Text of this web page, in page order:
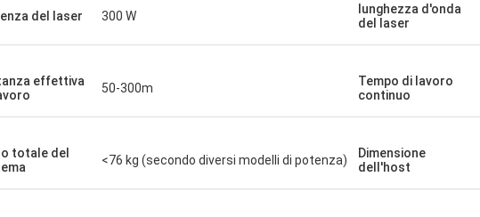
del laser 300 W
lunghezza d'onda
del laser
effettiva
50-300m
Tempo di lavoro
continuo
totale del
<76 kg (secondo diversi modelli di potenza)
Dimensione
dell'host